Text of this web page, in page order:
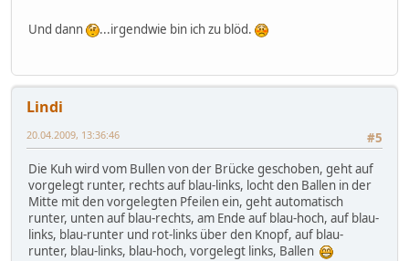
Und dann ...irgendwie bin ich zu blöd.
Lindi
#5
20.04.2009, 13:36:46
Die Kuh wird vom Bullen von der Brücke geschoben, geht auf
vorgelegt runter, rechts auf blau-links, locht den Ballen in der
Mitte mit den vorgelegten Pfeilen ein, geht automatisch
runter, unten auf blau-rechts, am Ende auf blau-hoch, auf blau-
links, blau-runter und rot-links über den Knopf, auf blau-
runter, blau-links, blau-hoch, vorgelegt links, Ballen